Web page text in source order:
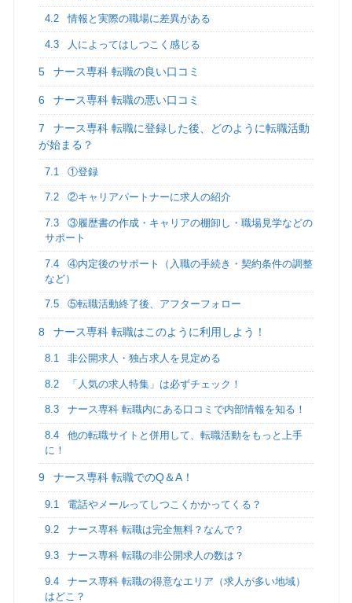
4.2 情報と実際の職場に差異がある
4.3 人によってはしつこく感じる
5 ナース専科 転職の良い口コミ
6 ナース専科 転職の悪い口コミ
7
ナース専科 転職に登録した後、どのように転職活動
が始まる？
7.1 ①登録
7.2 ②キャリアパートナーに求人の紹介
7.3
③履歴書の作成・キャリアの棚卸し・職場見学などの
サポート
7.4
④内定後のサポート（入職の手続き・契約条件の調整
など）
7.5 ⑤転職活動終了後、アフターフォロー
8 ナース専科 転職はこのように利用しよう！
8.1 非公開求人・独占求人を見定める
8.2 「人気の求人特集」は必ずチェック！
8.3 ナース専科 転職内にある口コミで内部情報を知る！
8.4
他の転職サイトと併用して、転職活動をもっと上手
に！
9 ナース専科 転職でのQ＆A！
9.1 電話やメールってしつこくかかってくる？
9.2 ナース専科 転職は完全無料？なんで？
9.3 ナース専科 転職の非公開求人の数は？
9.4
ナース専科 転職の得意なエリア（求人が多い地域）
はどこ？